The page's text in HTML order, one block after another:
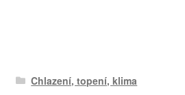
Chlazení, topení, klima